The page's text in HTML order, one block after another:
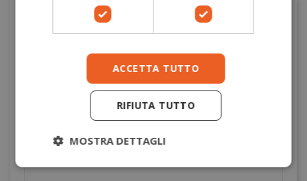
POTREBBERO PIACERTI ANCHE
ACCETTA TUTTO
RIFIUTA TUTTO
MOSTRA DETTAGLI